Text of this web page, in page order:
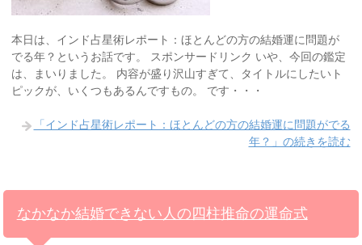
本日は、インド占星術レポート：ほとんどの方の結婚運に問題が
でる年？というお話です。 スポンサードリンク いや、今回の鑑定
は、まいりました。 内容が盛り沢山すぎて、タイトルにしたいト
ピックが、いくつもあるんですもの。 です・・・
「インド占星術レポート：ほとんどの方の結婚運に問題がでる
年？」の続きを読む
なかなか結婚できない人の四柱推命の運命式